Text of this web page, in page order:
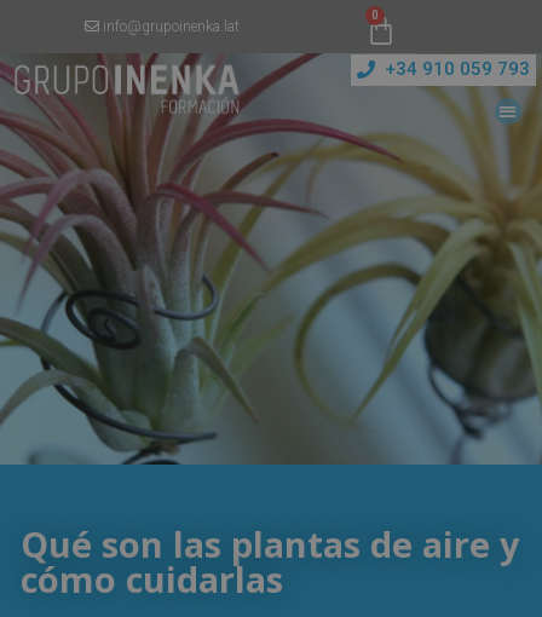
info@grupoinenka.lat
0
+34 910 059 793
Qué son las plantas de aire y
cómo cuidarlas